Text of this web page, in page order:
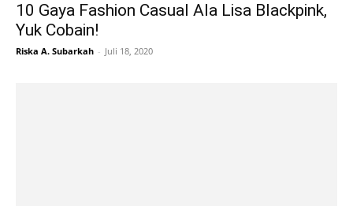
10 Gaya Fashion Casual Ala Lisa Blackpink,
Yuk Cobain!
Riska A. Subarkah - Juli 18, 2020